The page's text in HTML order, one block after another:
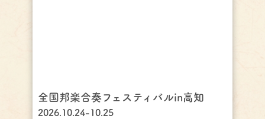
全国邦楽合奏フェスティバルin高知
2026.10.24-10.25